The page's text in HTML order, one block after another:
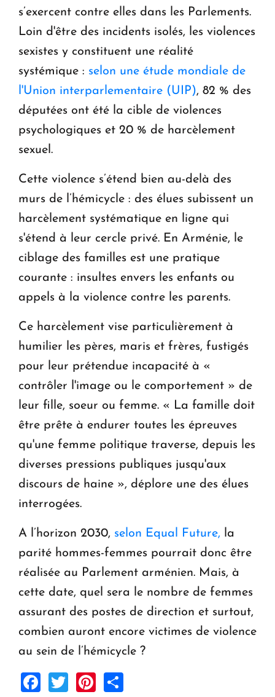
s’exercent contre elles dans les Parlements.
Loin d'être des incidents isolés, les violences
sexistes y constituent une réalité
systémique : selon une étude mondiale de
l'Union interparlementaire (UIP), 82 % des
députées ont été la cible de violences
psychologiques et 20 % de harcèlement
sexuel.
Cette violence s’étend bien au-delà des
murs de l’hémicycle : des élues subissent un
harcèlement systématique en ligne qui
s'étend à leur cercle privé. En Arménie, le
ciblage des familles est une pratique
courante : insultes envers les enfants ou
appels à la violence contre les parents.
Ce harcèlement vise particulièrement à
humilier les pères, maris et frères, fustigés
pour leur prétendue incapacité à «
contrôler l'image ou le comportement » de
leur fille, soeur ou femme. « La famille doit
être prête à endurer toutes les épreuves
qu'une femme politique traverse, depuis les
diverses pressions publiques jusqu'aux
discours de haine », déplore une des élues
interrogées.
A l’horizon 2030, selon Equal Future, la
parité hommes-femmes pourrait donc être
réalisée au Parlement arménien. Mais, à
cette date, quel sera le nombre de femmes
assurant des postes de direction et surtout,
combien auront encore victimes de violence
au sein de l’hémicycle ?
Facebook
TwitterPinterest